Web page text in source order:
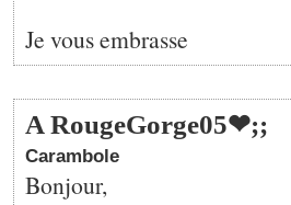
Je vous embrasse
A RougeGorge05❤;️;
Carambole
Bonjour,